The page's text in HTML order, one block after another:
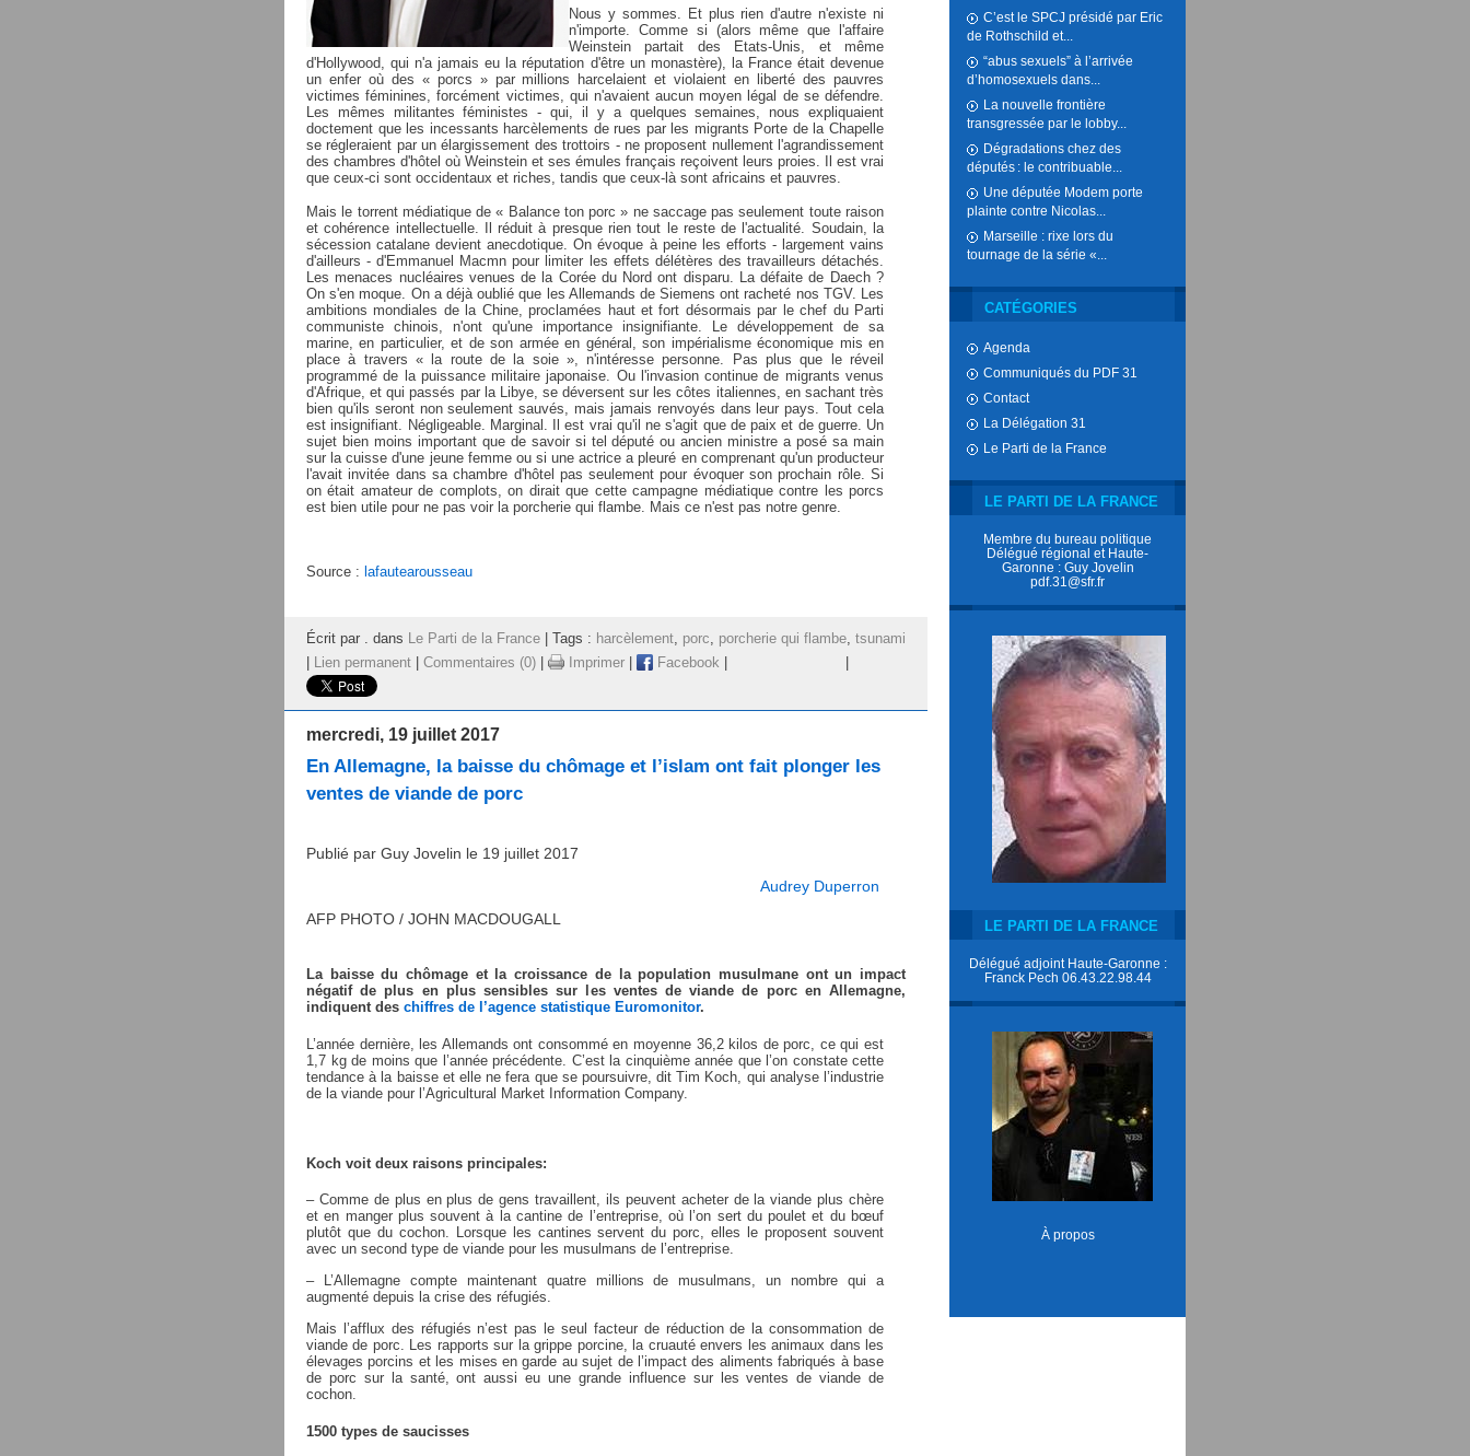
C’est le SPCJ présidé par Eric
de Rothschild et...
“abus sexuels” à l’arrivée
d’homosexuels dans...
La nouvelle frontière
transgressée par le lobby...
Dégradations chez des
députés : le contribuable...
Une députée Modem porte
plainte contre Nicolas...
Marseille : rixe lors du
tournage de la série «...
CATÉGORIES
Agenda
Communiqués du PDF 31
Contact
La Délégation 31
Le Parti de la France
LE PARTI DE LA FRANCE
Membre du bureau politique
Délégué régional et Haute-
Garonne : Guy Jovelin
pdf.31@sfr.fr
LE PARTI DE LA FRANCE
Délégué adjoint Haute-Garonne :
Franck Pech 06.43.22.98.44
À propos
Nous y sommes. Et plus rien d'autre n'existe ni
n'importe. Comme si (alors même que l'affaire
Weinstein partait des Etats-Unis, et même
d'Hollywood, qui n'a jamais eu la réputation d'être un monastère), la France était devenue
un enfer où des « porcs » par millions harcelaient et violaient en liberté des pauvres
victimes féminines, forcément victimes, qui n'avaient aucun moyen légal de se défendre.
Les mêmes militantes féministes - qui, il y a quelques semaines, nous expliquaient
doctement que les incessants harcèlements de rues par les migrants Porte de la Chapelle
se régleraient par un élargissement des trottoirs - ne proposent nullement l'agrandissement
des chambres d'hôtel où Weinstein et ses émules français reçoivent leurs proies. Il est vrai
que ceux-ci sont occidentaux et riches, tandis que ceux-là sont africains et pauvres.
Mais le torrent médiatique de « Balance ton porc » ne saccage pas seulement toute raison
et cohérence intellectuelle. Il réduit à presque rien tout le reste de l'actualité. Soudain, la
sécession catalane devient anecdotique. On évoque à peine les efforts - largement vains
d'ailleurs - d'Emmanuel Macmn pour limiter les effets délétères des travailleurs détachés.
Les menaces nucléaires venues de la Corée du Nord ont disparu. La défaite de Daech ?
On s'en moque. On a déjà oublié que les Allemands de Siemens ont racheté nos TGV. Les
ambitions mondiales de la Chine, proclamées haut et fort désormais par le chef du Parti
communiste chinois, n'ont qu'une importance insignifiante. Le développement de sa
marine, en particulier, et de son armée en général, son impérialisme économique mis en
place à travers « la route de la soie », n'intéresse personne. Pas plus que le réveil
programmé de la puissance militaire japonaise. Ou l'invasion continue de migrants venus
d'Afrique, et qui passés par la Libye, se déversent sur les côtes italiennes, en sachant très
bien qu'ils seront non seulement sauvés, mais jamais renvoyés dans leur pays. Tout cela
est insignifiant. Négligeable. Marginal. Il est vrai qu'il ne s'agit que de paix et de guerre. Un
sujet bien moins important que de savoir si tel député ou ancien ministre a posé sa main
sur la cuisse d'une jeune femme ou si une actrice a pleuré en comprenant qu'un producteur
l'avait invitée dans sa chambre d'hôtel pas seulement pour évoquer son prochain rôle. Si
on était amateur de complots, on dirait que cette campagne médiatique contre les porcs
est bien utile pour ne pas voir la porcherie qui flambe. Mais ce n'est pas notre genre.
Source : lafautearousseau
Écrit par . dans Le Parti de la France | Tags : harcèlement, porc, porcherie qui flambe, tsunami
Lien permanent Commentaires (0) Imprimer Facebook
mercredi, 19 juillet 2017
En Allemagne, la baisse du chômage et l’islam ont fait plonger les
ventes de viande de porc
Publié par Guy Jovelin le 19 juillet 2017
Audrey Duperron
AFP PHOTO / JOHN MACDOUGALL
La baisse du chômage et la croissance de la population musulmane ont un impact
négatif de plus en plus sensibles sur les ventes de viande de porc en Allemagne,
indiquent des chiffres de l’agence statistique Euromonitor.
L’année dernière, les Allemands ont consommé en moyenne 36,2 kilos de porc, ce qui est
1,7 kg de moins que l’année précédente. C’est la cinquième année que l’on constate cette
tendance à la baisse et elle ne fera que se poursuivre, dit Tim Koch, qui analyse l’industrie
de la viande pour l’Agricultural Market Information Company.
Koch voit deux raisons principales:
– Comme de plus en plus de gens travaillent, ils peuvent acheter de la viande plus chère
et en manger plus souvent à la cantine de l’entreprise, où l’on sert du poulet et du bœuf
plutôt que du cochon. Lorsque les cantines servent du porc, elles le proposent souvent
avec un second type de viande pour les musulmans de l’entreprise.
– L’Allemagne compte maintenant quatre millions de musulmans, un nombre qui a
augmenté depuis la crise des réfugiés.
Mais l’afflux des réfugiés n’est pas le seul facteur de réduction de la consommation de
viande de porc. Les rapports sur la grippe porcine, la cruauté envers les animaux dans les
élevages porcins et les mises en garde au sujet de l’impact des aliments fabriqués à base
de porc sur la santé, ont aussi eu une grande influence sur les ventes de viande de
cochon.
1500 types de saucisses